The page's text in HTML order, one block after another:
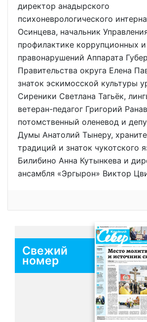
директор анадырского
психоневрологического
Осинцева, начальник
профилактике коррупционных
правонарушений Аппарата
Правительства округа Елена
знаток эскимосской культуры
Сиреники Светлана Тагьёк,
ветеран-педагог Григорий
потомственный оленевод и
Думы Анатолий Тынеру,
традиций и знаток чукотского
Билибино Анна Кутынкева и
ансамбля «Эргырон» Виктор
Свежий
номер